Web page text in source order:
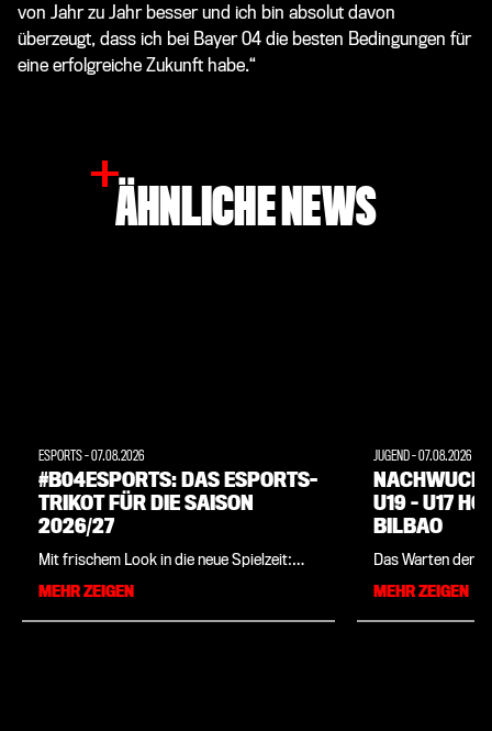
von Jahr zu Jahr besser und ich bin absolut davon
überzeugt, dass ich bei Bayer 04 die besten Bedingungen für
eine erfolgreiche Zukunft habe.“
ÄHNLICHE NEWS
ESPORTS-07.08.2026
#B04ESPORTS: DAS ESPORTS-
TRIKOT FÜR DIE SAISON
2026/27
Mit frischem Look in die neue Spielzeit:
Sportartikelhersteller New Balance die
MEHR ZEIGEN
JUGEND-07.08.2026
U19 – U17
BILBAO
Das Warten der
vergangenen
MEHR ZEIGEN